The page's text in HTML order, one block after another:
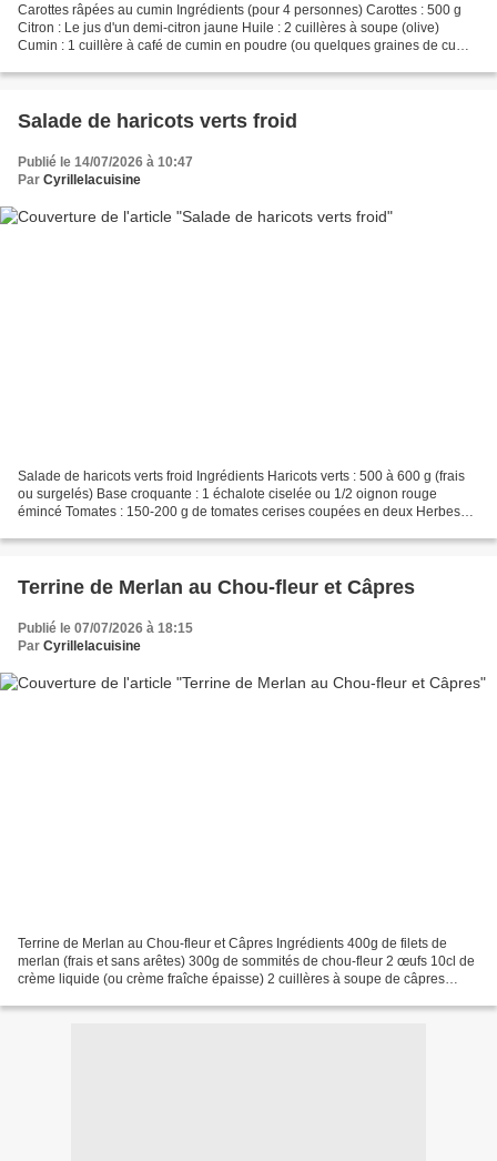
Carottes râpées au cumin Ingrédients (pour 4 personnes) Carottes : 500 g
Citron : Le jus d'un demi-citron jaune Huile : 2 cuillères à soupe (olive)
Cumin : 1 cuillère à café de cumin en poudre (ou quelques graines de cumin
Salade de haricots verts froid
Publié le 14/07/2026 à 10:47
Par Cyrillelacuisine
Salade de haricots verts froid Ingrédients Haricots verts : 500 à 600 g (frais
ou surgelés) Base croquante : 1 échalote ciselée ou 1/2 oignon rouge
émincé Tomates : 150-200 g de tomates cerises coupées en deux Herbes
Terrine de Merlan au Chou-fleur et Câpres
Publié le 07/07/2026 à 18:15
Par Cyrillelacuisine
Terrine de Merlan au Chou-fleur et Câpres Ingrédients 400g de filets de
merlan (frais et sans arêtes) 300g de sommités de chou-fleur 2 œufs 10cl de
crème liquide (ou crème fraîche épaisse) 2 cuillères à soupe de câpres